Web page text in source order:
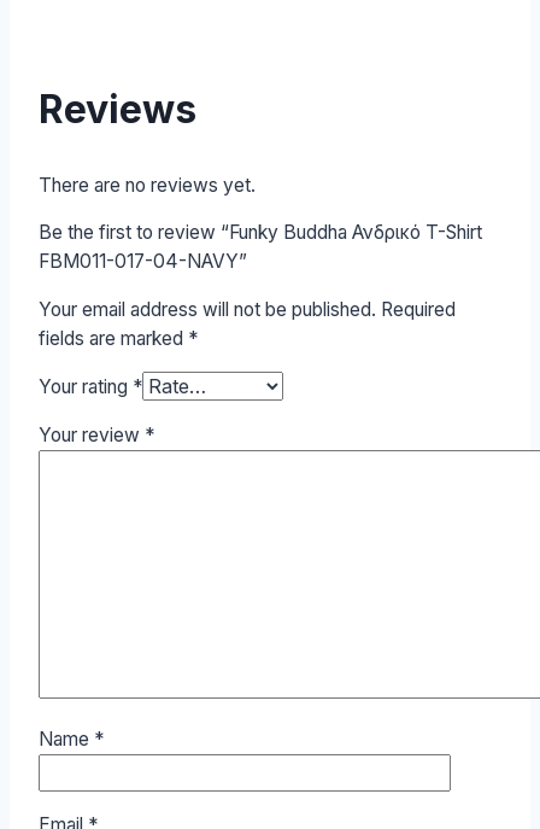
Reviews
There are no reviews yet.
Be the first to review “Funky Buddha Ανδρικό T-Shirt
FBM011-017-04-NAVY”
Your email address will not be published. Required
fields are marked *
Your rating *
Your review *
Name *